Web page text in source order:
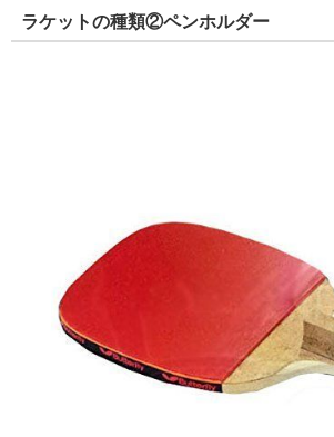
ラケットの種類②ペンホルダー